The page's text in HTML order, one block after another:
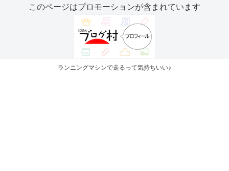
このページはプロモーションが含まれています
ランニングマシンで走るって気持ちいい♪